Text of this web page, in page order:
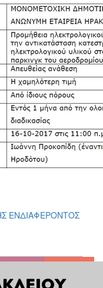
ΕΝΔΙΑΦΕΡΟΝΤΟΣ